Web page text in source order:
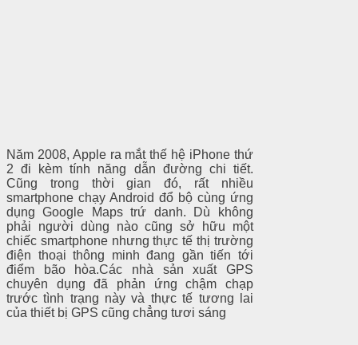
Năm 2008, Apple ra mắt thế hệ iPhone thứ
2 đi kèm tính năng dẫn đường chi tiết.
Cũng trong thời gian đó, rất nhiều
smartphone chạy Android đổ bộ cùng ứng
dụng Google Maps trứ danh. Dù không
phải người dùng nào cũng sở hữu một
chiếc smartphone nhưng thực tế thị trường
điện thoại thông minh đang gần tiến tới
điểm bão hòa.Các nhà sản xuất GPS
chuyên dụng đã phản ứng chậm chạp
trước tình trạng này và thực tế tương lai
của thiết bị GPS cũng chẳng tươi sáng